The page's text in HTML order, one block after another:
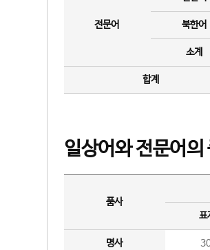
전문어 북한어
소계
합계
일상어와 전문어의
품사
표
명사